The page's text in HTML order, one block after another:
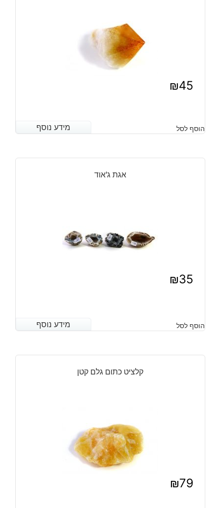
₪45
מידע נוסף הוסף לסל מידע נוסף
אגת ג'אוד
₪35
מידע נוסף הוסף לסל מידע נוסף
קלציט כתום גלם קטן
₪79